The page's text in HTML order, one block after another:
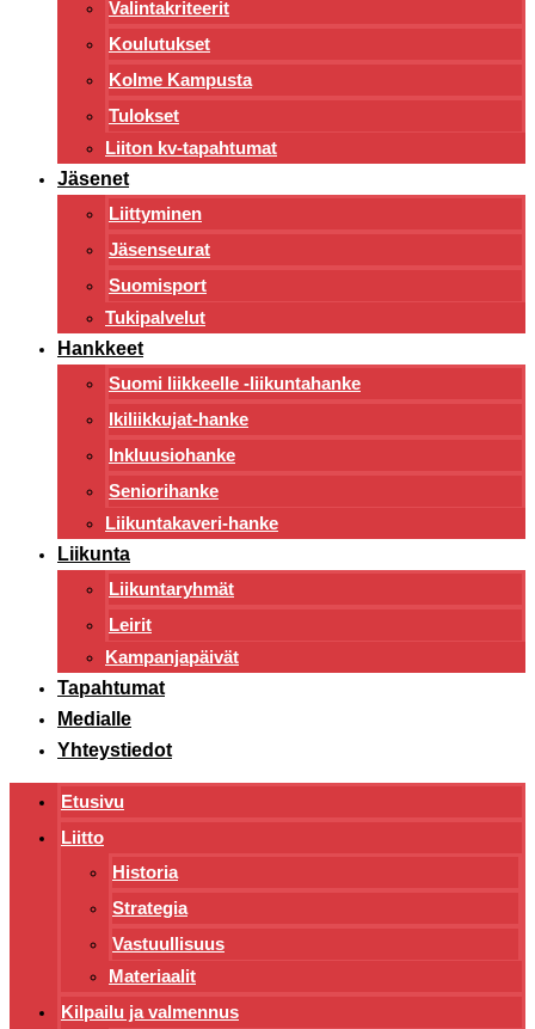
Valintakriteerit
Koulutukset
Kolme Kampusta
Tulokset
Liiton kv-tapahtumat
Jäsenet
Liittyminen
Jäsenseurat
Suomisport
Tukipalvelut
Hankkeet
Suomi liikkeelle -liikuntahanke
Ikiliikkujat-hanke
Inkluusiohanke
Seniorihanke
Liikuntakaveri-hanke
Liikunta
Liikuntaryhmät
Leirit
Kampanjapäivät
Tapahtumat
Medialle
Yhteystiedot
Etusivu
Liitto
Historia
Strategia
Vastuullisuus
Materiaalit
Kilpailu ja valmennus